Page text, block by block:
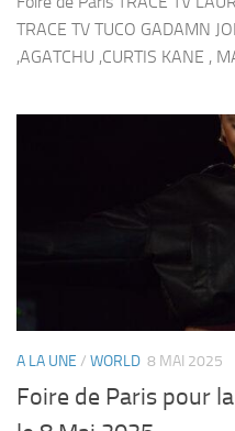
TRACE TV TUCO GADAMN
,AGATCHU ,CURTIS
A LA UNE / WORLD 8 MAI 2025
Foire de Paris pour